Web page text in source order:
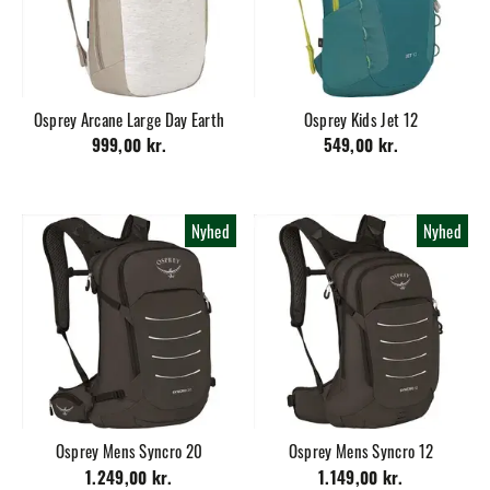
Osprey Arcane Large Day Earth
999,00 kr.
Osprey Kids Jet 12
549,00 kr.
Nyhed
Osprey Mens Syncro 20
1.249,00 kr.
Nyhed
Osprey Mens Syncro 12
1.149,00 kr.